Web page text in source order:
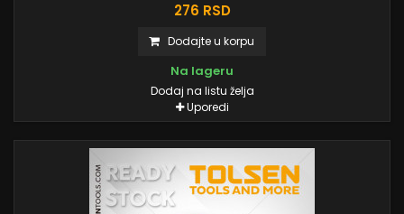
276 RSD
Dodajte u korpu
Na lageru
Dodaj na listu želja
Uporedi